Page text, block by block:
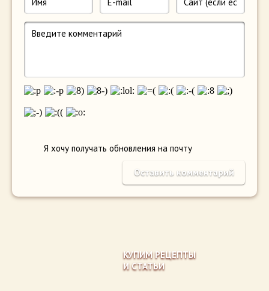
Я хочу получать обновления на почту
КУПИМ РЕЦЕПТЫ
И СТАТЬИ